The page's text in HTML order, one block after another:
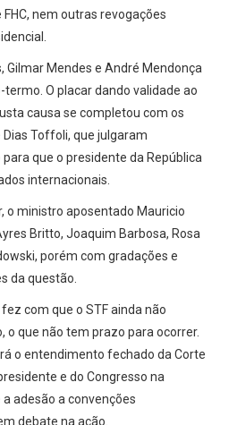
nem outras revogações
Gilmar Mendes e André Mendonça
O placar dando validade ao
causa se completou com os
Toffoli, que julgaram
que o presidente da República
internacionais.
o ministro aposentado Mauricio
Britto, Joaquim Barbosa, Rosa
porém com gradações e
da questão.
com que o STF ainda não
o que não tem prazo para ocorrer.
o entendimento fechado da Corte
e do Congresso na
adesão a convenções
debate na ação.